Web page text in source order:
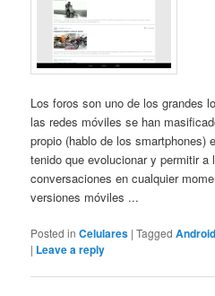
Los foros son uno de los grandes
las redes móviles se han
propio (hablo de los smartphones)
tenido que evolucionar y permitir
conversaciones en cualquier
versiones móviles ...
Posted in Celulares |Tagged Android
| Leave a reply